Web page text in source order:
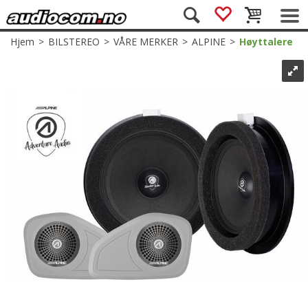
Hjem>BILSTEREO>VÅRE MERKER>ALPINE>Høyttalere